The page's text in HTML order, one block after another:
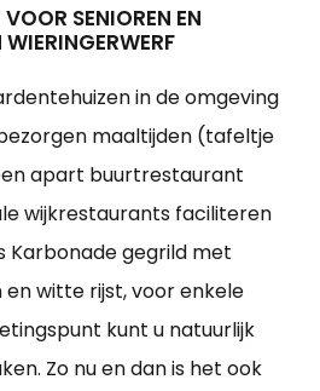
SENIOREN EN
in de omgeving
maaltijden (tafeltje
apart buurtrestaurant
wijkrestaurants faciliteren
Karbonade gegrild met
witte rijst, voor enkele
kunt u natuurlijk
Zo nu en dan is het ook